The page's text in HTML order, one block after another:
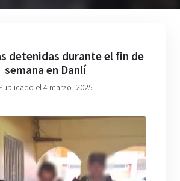
detenidas durante el fin de
semana en Danlí
el 4 marzo, 2025